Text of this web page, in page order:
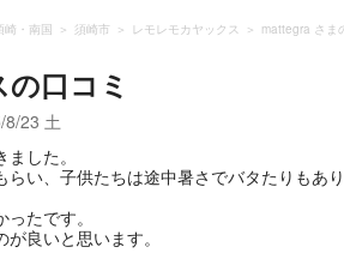
崎・南国 須崎市 レモレモカヤックス mattegra さま
の口コミ
8/23 土
した。
い、子供たちは途中暑さでバタたりもあ
たです。
良いと思います。